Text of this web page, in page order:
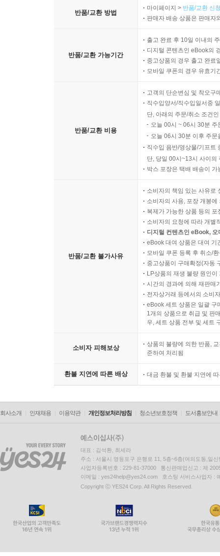
반품/교환 방법
마이페이지 > 반품/교환 신
판매자 배송 상품은 판매자
반품/교환 가능기간
출고 완료 후 10일 이내의
디지털 콘텐츠인 eBook의
중고상품의 경우 출고 완료
모바일 쿠폰의 경우 유효기
반품/교환 비용
고객의 단순변심 및 착오구
직수입양서/직수입일서중
단, 아래의 주문/취소 조건
오늘 00시 ~ 06시 30분
오늘 06시 30분 이후 주
직수입 음반/영상물/기프트
단, 당일 00시~13시 사이의
박스 포장은 택배 배송이
반품/교환 불가사유
소비자의 책임 있는 사유로
소비자의 사용, 포장 개봉
복제가 가능한 상품 등의
소비자의 요청에 따라 개별
디지털 컨텐츠인 eBook,
eBook 대여 상품은 대여 기
모바일 쿠폰 등록 후 취소/
중고상품이 구매확정(자동
LP상품의 재생 불량 원인
시간의 경과에 의해 재판매
전자상거래 등에서의 소비
eBook 세트 상품은 일괄 구
1개의 상품으로 취급 및 판
우, 세트 상품 전부 및 세트
소비자 피해보상
상품의 불량에 의한 반품,
준하여 처리됨
환불 지연에 따른 배상 대금 환불 및 환불 지연에
회사소개 인재채용 이용약관 개인정보처리방침 청소년보호정책 도서홍보안내
대표 : 김석환, 최세라
주소 : 서울시 영등포구 은행로 11, 5층~6층(여의도동,일신
사업자등록번호 : 229-81-37000 통신판매업신고 : 제
이메일 : yes24help@yes24.com 호스팅 서비스사업자 :
Copyright ⓒ YES24 Corp. All Rights Reserved.